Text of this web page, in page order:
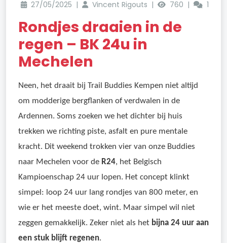
27/05/2025 | Vincent Rigouts | 760 | 1
Rondjes draaien in de
regen – BK 24u in
Mechelen
Neen, het draait bij Trail Buddies Kempen niet altijd
om modderige bergflanken of verdwalen in de
Ardennen. Soms zoeken we het dichter bij huis
trekken we richting piste, asfalt en pure mentale
kracht. Dit weekend trokken vier van onze Buddies
naar Mechelen voor de R24, het Belgisch
Kampioenschap 24 uur lopen. Het concept klinkt
simpel: loop 24 uur lang rondjes van 800 meter, en
wie er het meeste doet, wint. Maar simpel wil niet
zeggen gemakkelijk. Zeker niet als het bijna 24 uur aan
een stuk blijft regenen.